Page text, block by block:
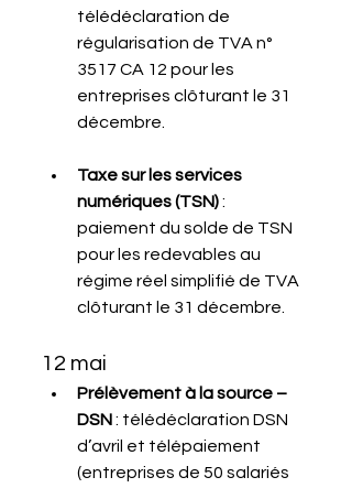
télédéclaration de
régularisation de TVA n°
3517 CA 12 pour les
entreprises clôturant le 31
décembre.
Taxe sur les services
numériques (TSN) :
paiement du solde de TSN
pour les redevables au
régime réel simplifié de TVA
clôturant le 31 décembre.
12 mai
Prélèvement à la source –
DSN : télédéclaration DSN
d’avril et télépaiement
(entreprises de 50 salariés